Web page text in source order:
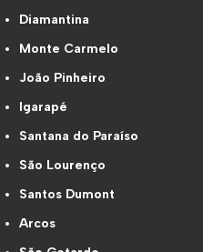
Diamantina
Monte Carmelo
João Pinheiro
Igarapé
Santana do Paraíso
São Lourenço
Santos Dumont
Arcos